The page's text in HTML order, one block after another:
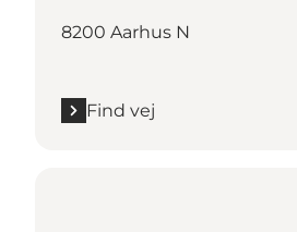
8200 Aarhus N
Find vej